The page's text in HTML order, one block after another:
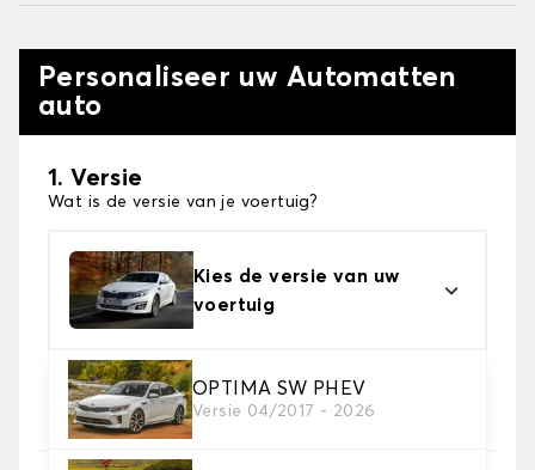
Personaliseer uw Automatten
auto
1. Versie
Wat is de versie van je voertuig?
Kies de versie van uw
voertuig
OPTIMA SW PHEV
Versie 04/2017 - 2026
2. Materiaal
Kies het materiaal van uw automatten